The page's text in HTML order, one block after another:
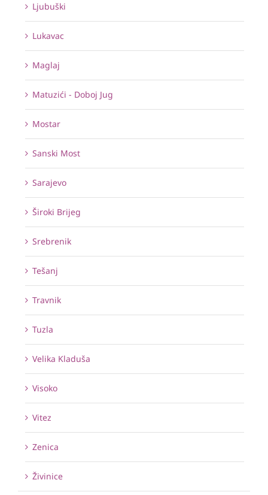
Ljubuški
Lukavac
Maglaj
Matuzići - Doboj Jug
Mostar
Sanski Most
Sarajevo
Široki Brijeg
Srebrenik
Tešanj
Travnik
Tuzla
Velika Kladuša
Visoko
Vitez
Zenica
Živinice